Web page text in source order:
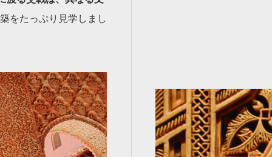
をたっぷり見学しまし